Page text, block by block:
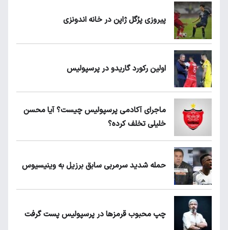
پیروزی پرُگل ژاپن در خانه اندونزی
اولین رکورد گاریدو در پرسپولیس
ماجرای آکادمی پرسپولیس چیست؟ آیا محسن
خلیلی تخلف کرده؟
حمله شدید سرمربی سابق برزیل به وینیسیوس
چپ محبوب قرمزها در پرسپولیس پست گرفت